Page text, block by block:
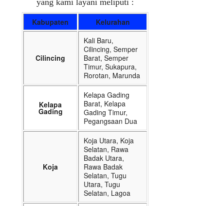
yang kami layani meliputi :
Kabupaten Kelurahan
Cilincing
Kali Baru,
Cilincing, Semper
Barat, Semper
Timur, Sukapura,
Rorotan, Marunda
Kelapa
Gading
Kelapa Gading
Barat, Kelapa
Gading Timur,
Pegangsaan Dua
Koja
Koja Utara, Koja
Selatan, Rawa
Badak Utara,
Rawa Badak
Selatan, Tugu
Utara, Tugu
Selatan, Lagoa